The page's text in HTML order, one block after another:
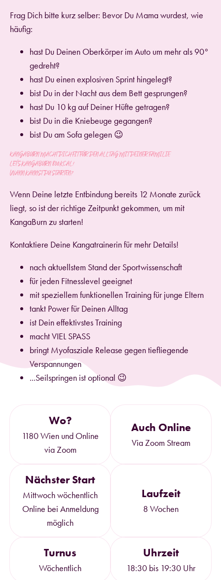
Frag Dich bitte kurz selber: Bevor Du Mama wurdest, wie
häufig:
hast Du Deinen Oberkörper im Auto um mehr als 90°
gedreht?
hast Du einen explosiven Sprint hingelegt?
bist Du in der Nacht aus dem Bett gesprungen?
hast Du 10 kg auf Deiner Hüfte getragen?
bist Du in die Kniebeuge gegangen?
bist Du am Sofa gelegen 😉
KANGABURN MACHT DICH FIT FÜR DEN ALLTAG MIT DEINER FAMILIE
LET´S KANGABURN 800 KCAL!
WANN KANNST DU STARTEN?
Wenn Deine letzte Entbindung bereits 12 Monate zurück
liegt, so ist der richtige Zeitpunkt gekommen, um mit
KangaBurn zu starten!
Kontaktiere Deine Kangatrainerin für mehr Details!
nach aktuellstem Stand der Sportwissenschaft
für jeden Fitnesslevel geeignet
mit speziellem funktionellen Training für junge Eltern
tankt Power für Deinen Alltag
ist Dein effektivstes Training
macht VIEL SPASS
bringt Myofasziale Release gegen tiefliegende
Verspannungen
...Seilspringen ist optional 😉
Wo?
1180 Wien und Online
via Zoom
Auch Online
Via Zoom Stream
Nächster Start
Mittwoch wöchentlich
Online bei Anmeldung
möglich
Laufzeit
8 Wochen
Turnus
Wöchentlich
Uhrzeit
18:30 bis 19:30 Uhr